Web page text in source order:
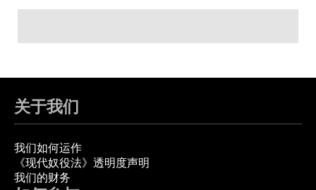
关于我们
我们如何运作
《现代奴役法》透明度声明
我们的财务